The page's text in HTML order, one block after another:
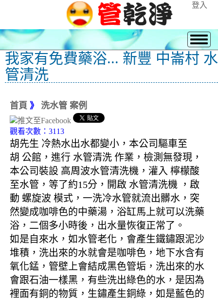
登入
我家有免費藥浴... 新豐 中崙村 水
管清洗
首頁 》 洗水管 案例
觀看次數：3113
胡先生 冷熱水出水都變小，本公司驅車至
胡 公館，進行 水管清洗 作業，檢測無發現，
本公司裝設 高周波水管清洗機，灌入 檸檬酸
至水管，等了約15分，開啟 水管清洗機 ，啟
動 螺旋波 模式，一洗冷水管就流出髒水，突
然變成咖啡色的中藥湯，浴缸馬上就可以洗藥
浴，二個多小時後，出水量恢復正常了。
如是自來水，如水管老化，會產生鐵鏽跟泥沙
堆積，洗出來的水就會是咖啡色，地下水含有
氧化錳，管壁上會結成黑色管垢，洗出來的水
會跟石油一樣黑，有些洗出綠色的水，是因為
裡面有銅的物質，生鏽產生銅綠，如是藍色的